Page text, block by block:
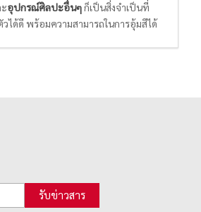
อุปกรณ์ศิลปะอื่นๆก็เป็นสิ่งจำเป็นที่
ด้ดี พร้อมความสามารถในการอุ้มสีได้
ลือกใช้ในการวาดรูป ไม่หนา ไม่บาง
รับข่าวสาร